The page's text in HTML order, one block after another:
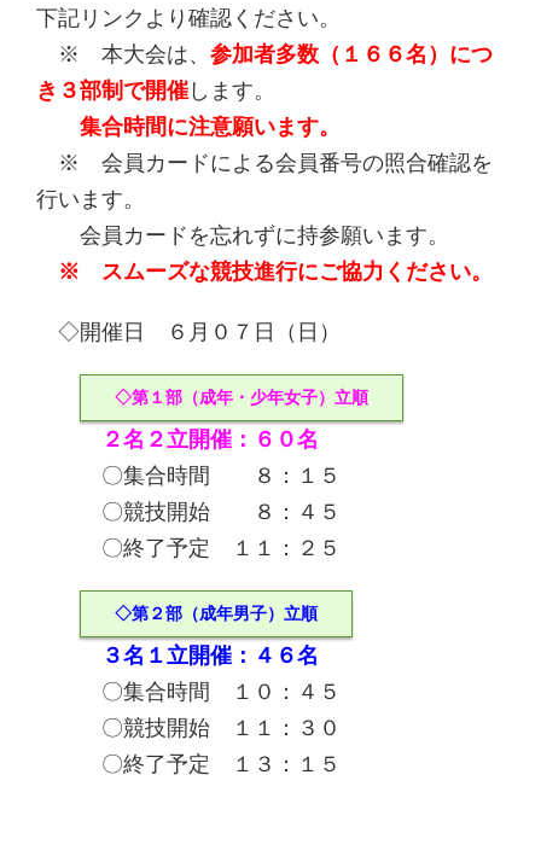
下記リンクより確認ください。
※ 本大会は、 参加者多数（１６６名）につ
き３部制で開催 します。
集合時間に注意願います。
※ 会員カードによる会員番号の照合確認を
行います。
会員カードを忘れずに持参願います。
※ スムーズな競技進行にご協力ください。
◇開催日 ６月０７日（日）
◇第１部（成年・少年女子）立順
２名２立開催：６０名
〇集合時間 ８：１５
〇競技開始 ８：４５
〇終了予定 １１：２５
◇第２部（成年男子）立順
３名１立開催：４６名
〇集合時間 １０：４５
〇競技開始 １１：３０
〇終了予定 １３：１５